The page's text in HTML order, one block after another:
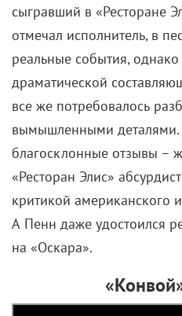
сыгравший в «Ресторане
отмечал исполнитель, в
реальные события,
драматической
все же потребовалось
вымышленными деталями.
благосклонные отзывы –
«Ресторан Элис»
критикой американского
А Пенн даже удостоился
на «Оскара».